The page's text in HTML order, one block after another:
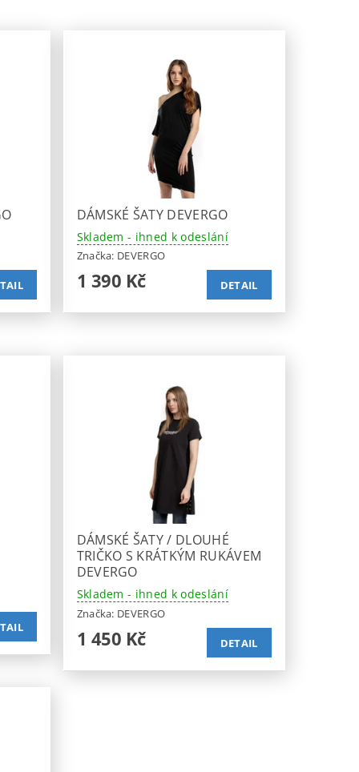
DÁMSKÉ ŠATY DEVERGO
Skladem - ihned k odeslání
Značka: DEVERGO
1 390 Kč DETAIL
DÁMSKÉ ŠATY / DLOUHÉ
TRIČKO S KRÁTKÝM RUKÁVEM
DEVERGO
Skladem - ihned k odeslání
Značka: DEVERGO
1 450 Kč DETAIL